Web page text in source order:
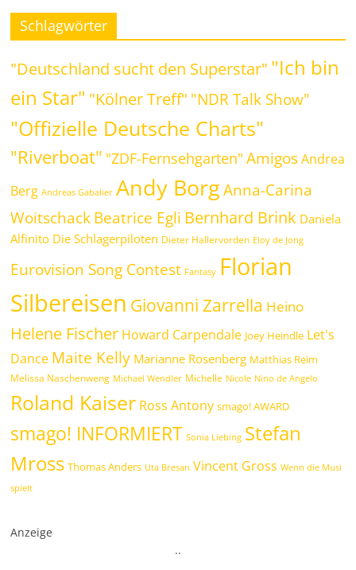
Schlagwörter
"Deutschland sucht den Superstar" "Ich bin
ein Star" "Kölner Treff" "NDR Talk Show"
"Offizielle Deutsche Charts"
"Riverboat" "ZDF-Fernsehgarten" Amigos Andrea
Berg Andreas Gabalier Andy Borg Anna-Carina
WoitschackBeatrice Egli Bernhard Brink Daniela
Alfinito Die Schlagerpiloten Dieter Hallervorden Eloy de Jong
Eurovision Song Contest Fantasy Florian
Silbereisen Giovanni Zarrella Heino
Helene Fischer Howard Carpendale Joey Heindle Let's
Dance Maite Kelly Marianne Rosenberg Matthias Reim
Melissa Naschenweng Michael Wendler Michelle Nicole Nino de Angelo
Roland Kaiser Ross Antony smago! AWARD
smago! INFORMIERT Sonia Liebing Stefan
Mross Thomas Anders Uta Bresan Vincent Gross Wenn die Musi
spielt
Anzeige
..